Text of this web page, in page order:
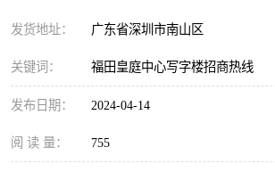
发货地址： 广东省深圳市南山区
关键词： 福田皇庭中心写字楼招商热线
发布日期： 2024-04-14
阅 读 量： 755
中心区
南山区 西丽
深圳超级总部基地 后海